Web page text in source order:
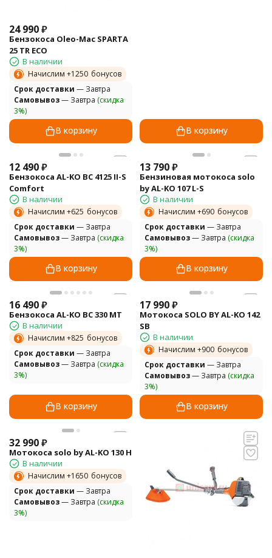
24 990₽
Бензокоса Oleo-Mac SPARTA
25 TR ECO
В наличии
Начислим +1250 бонусов
Cрок доставки — Завтра
Самовывоз— Завтра (скидка
3%)
В корзину В корзину
12 490₽
Бензокоса AL-KO BC 4125 II-S
Comfort
В наличии
Начислим +625 бонусов
Cрок доставки — Завтра
Самовывоз— Завтра (скидка
3%)
В корзину
13 790₽
Бензиновая мотокоса solo
by AL-KO 107 L-S
В наличии
Начислим +690 бонусов
Cрок доставки — Завтра
Самовывоз— Завтра (скидка
3%)
В корзину
16 490₽
Бензокоса AL-KO BC 330 МT
В наличии
Начислим +825 бонусов
Cрок доставки — Завтра
Самовывоз— Завтра (скидка
3%)
В корзину
17 990₽
Мотокоса SOLO BY AL-KO 142
SB
В наличии
Начислим +900 бонусов
Cрок доставки — Завтра
Самовывоз— Завтра (скидка
3%)
В корзину
32 990₽
Мотокоса solo by AL-KO 130 H
В наличии
Начислим +1650 бонусов
Cрок доставки — Завтра
Самовывоз— Завтра (скидка
3%)